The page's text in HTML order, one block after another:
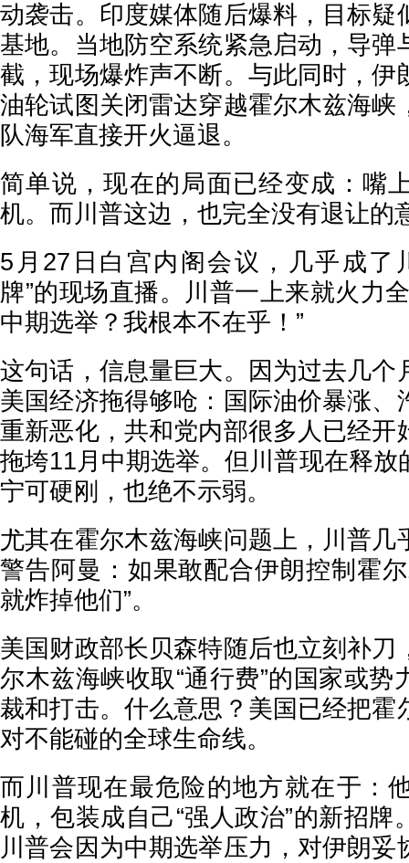
动袭击。印度媒体随后爆料，目标疑
基地。当地防空系统紧急启动，导弹
截，现场爆炸声不断。与此同时，伊
油轮试图关闭雷达穿越霍尔木兹海峡
队海军直接开火逼退。
简单说，现在的局面已经变成：嘴
机。而川普这边，也完全没有退让的
5月27日白宫内阁会议，几乎成了
牌”的现场直播。川普一上来就火力
中期选举？我根本不在乎！”
这句话，信息量巨大。因为过去几个
美国经济拖得够呛：国际油价暴涨、
重新恶化，共和党内部很多人已经开
拖垮11月中期选举。但川普现在释放
宁可硬刚，也绝不示弱。
尤其在霍尔木兹海峡问题上，川普几
警告阿曼：如果敢配合伊朗控制霍
就炸掉他们”。
美国财政部长贝森特随后也立刻补刀
尔木兹海峡收取“通行费”的国家或势
裁和打击。什么意思？美国已经把霍
对不能碰的全球生命线。
而川普现在最危险的地方就在于：
机，包装成自己“强人政治”的新招牌
川普会因为中期选举压力，对伊朗妥